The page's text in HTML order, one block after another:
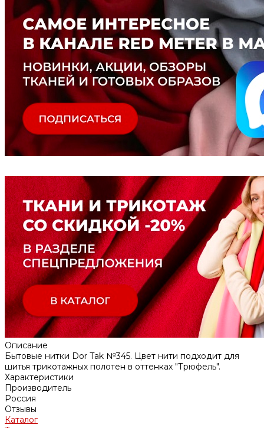
Описание
Бытовые нитки Dor Tak №345. Цвет нити подходит для
шитья трикотажных полотен в оттенках "Трюфель".
Характеристики
Производитель
Россия
Отзывы
Каталог